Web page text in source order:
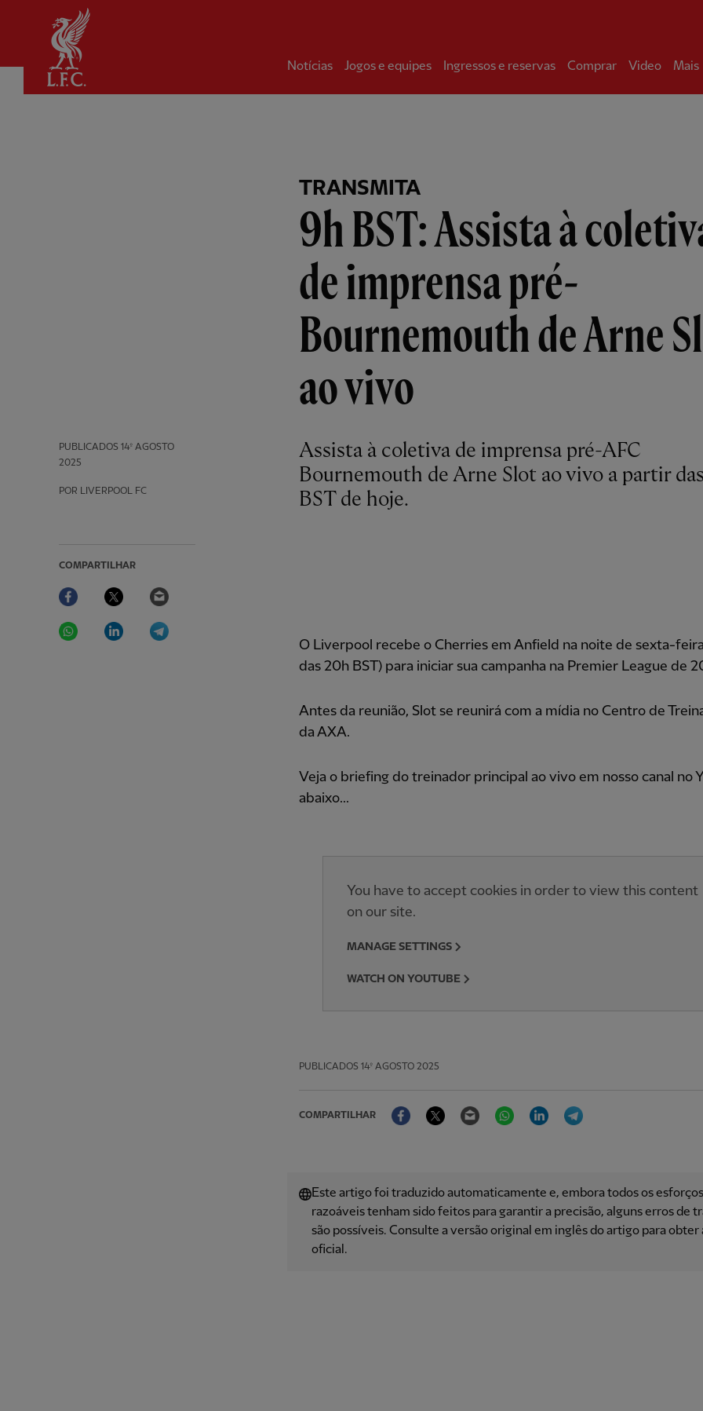
Notícias Jogos e equipes Ingressos e reservas Comprar Video Mais
TRANSMITA
9h BST: Assista à
de imprensa pré-
Bournemouth de Arne
ao vivo
PUBLICADOS 14º AGOSTO
2025
POR LIVERPOOL FC
COMPARTILHAR
Facebook Twitter
WhatsAppLinkedIn
Assista à coletiva de imprensa pré-AFC
Bournemouth de Arne Slot ao vivo a partir
BST de hoje.
O Liverpool recebe o Cherries em Anfield na noite de sexta-
das 20h BST) para iniciar sua campanha na Premier League de
Antes da reunião, Slot se reunirá com a mídia no Centro de
da AXA.
Veja o briefing do treinador principal ao vivo em nosso canal no
abaixo...
You have to accept cookies in order to view this content
on our site.
MANAGE SETTINGS
WATCH ON YOUTUBE
PUBLICADOS 14º AGOSTO 2025
COMPARTILHAR
FacebookTwitter Email WhatsAppLinkedIn
Este artigo foi traduzido automaticamente e, embora todos os esforços
razoáveis ​​tenham sido feitos para garantir a precisão, alguns erros de
são possíveis. Consulte a versão original em inglês do artigo para obter
oficial.